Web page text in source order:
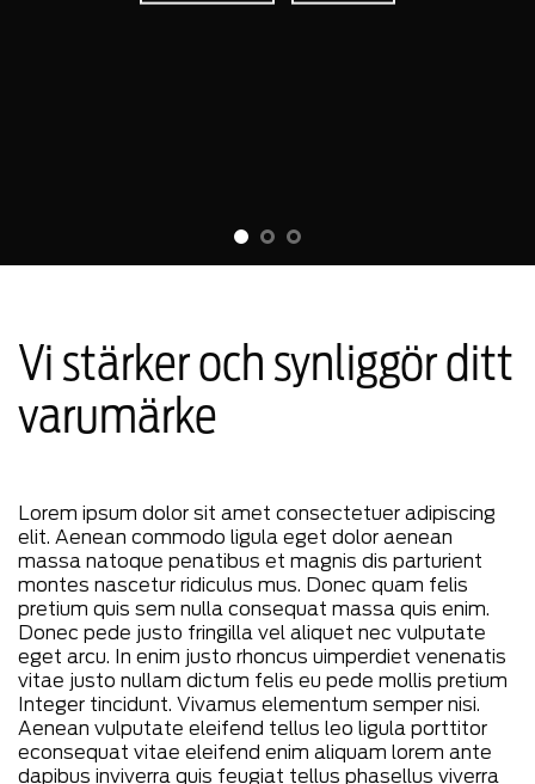
Vi stärker och synliggör ditt
varumärke
Lorem ipsum dolor sit amet consectetuer adipiscing
elit. Aenean commodo ligula eget dolor aenean
massa natoque penatibus et magnis dis parturient
montes nascetur ridiculus mus. Donec quam felis
pretium quis sem nulla consequat massa quis enim.
Donec pede justo fringilla vel aliquet nec vulputate
eget arcu. In enim justo rhoncus uimperdiet venenatis
vitae justo nullam dictum felis eu pede mollis pretium
Integer tincidunt. Vivamus elementum semper nisi.
Aenean vulputate eleifend tellus leo ligula porttitor
econsequat vitae eleifend enim aliquam lorem ante
dapibus inviverra quis feugiat tellus phasellus viverra